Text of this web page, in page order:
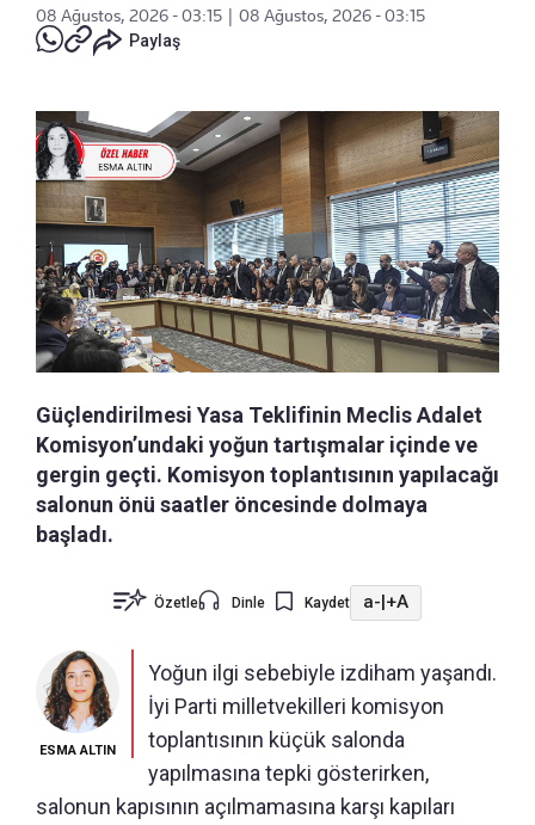
08 Ağustos, 2026 - 03:15
08 Ağustos, 2026 - 03:15
Paylaş
Güçlendirilmesi Yasa Teklifinin Meclis Adalet
Komisyon’undaki yoğun tartışmalar içinde ve
gergin geçti. Komisyon toplantısının yapılacağı
salonun önü saatler öncesinde dolmaya
başladı.
Özetle Dinle Kaydet a-|+A
ESMA ALTIN
Yoğun ilgi sebebiyle izdiham yaşandı.
İyi Parti milletvekilleri komisyon
toplantısının küçük salonda
yapılmasına tepki gösterirken,
salonun kapısının açılmamasına karşı kapıları